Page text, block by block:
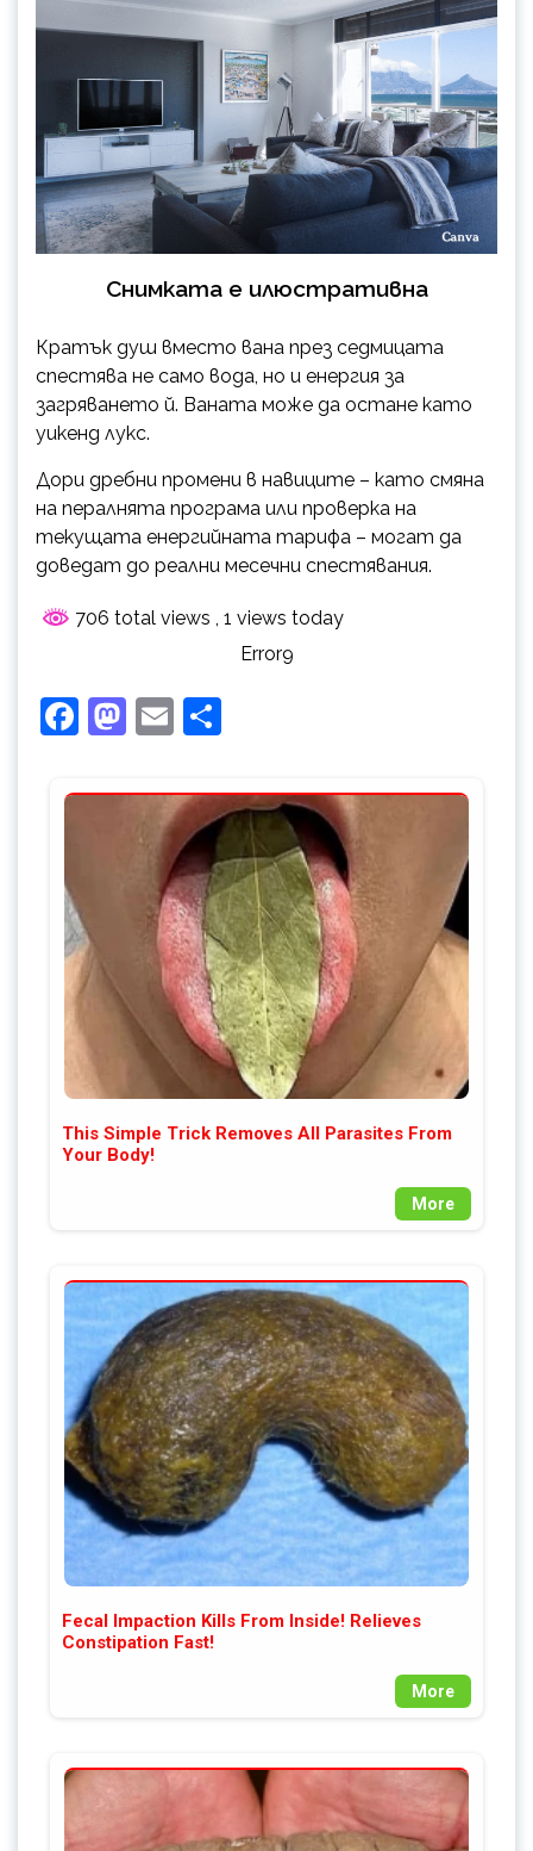
Снимката е илюстративна
Кратък душ вместо вана през седмицата
спестява не само вода, но и енергия за
загряването й. Ваната може да остане като
уикенд лукс.
Дори дребни промени в навиците – като смяна
на пералнята програма или проверка на
текущата енергийната тарифа – могат да
доведат до реални месечни спестявания.
706 total views , 1 views today
Error9
Facebook
Mastodon
Email
This Simple Trick Removes All Parasites From
Your Body!
More
Fecal Impaction Kills From Inside! Relieves
Constipation Fast!
More